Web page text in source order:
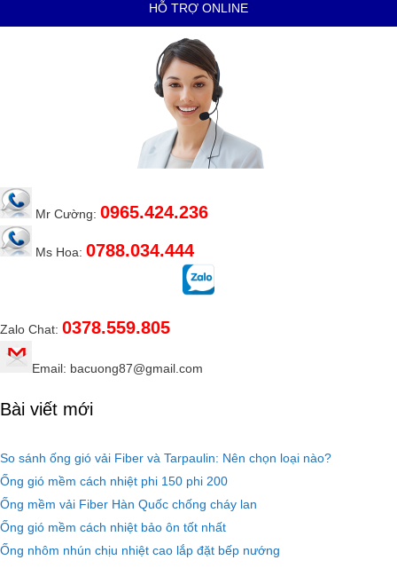
HỖ TRỢ ONLINE
Mr Cường: 0965.424.236
Ms Hoa: 0788.034.444
Zalo Chat: 0378.559.805
Email: bacuong87@gmail.com
Bài viết mới
So sánh ống gió vải Fiber và Tarpaulin: Nên chọn loại nào?
Ống gió mềm cách nhiệt phi 150 phi 200
Ống mềm vải Fiber Hàn Quốc chống cháy lan
Ống gió mềm cách nhiệt bảo ôn tốt nhất
Ống nhôm nhún chịu nhiệt cao lắp đặt bếp nướng